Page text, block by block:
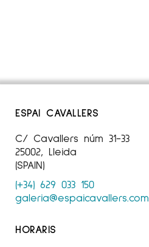
ESPAI CAVALLERS
C/ Cavallers núm 31-33
25002, Lleida
(SPAIN)
(+34) 629 033 150
galeria@espaicavallers.com
HORARIS